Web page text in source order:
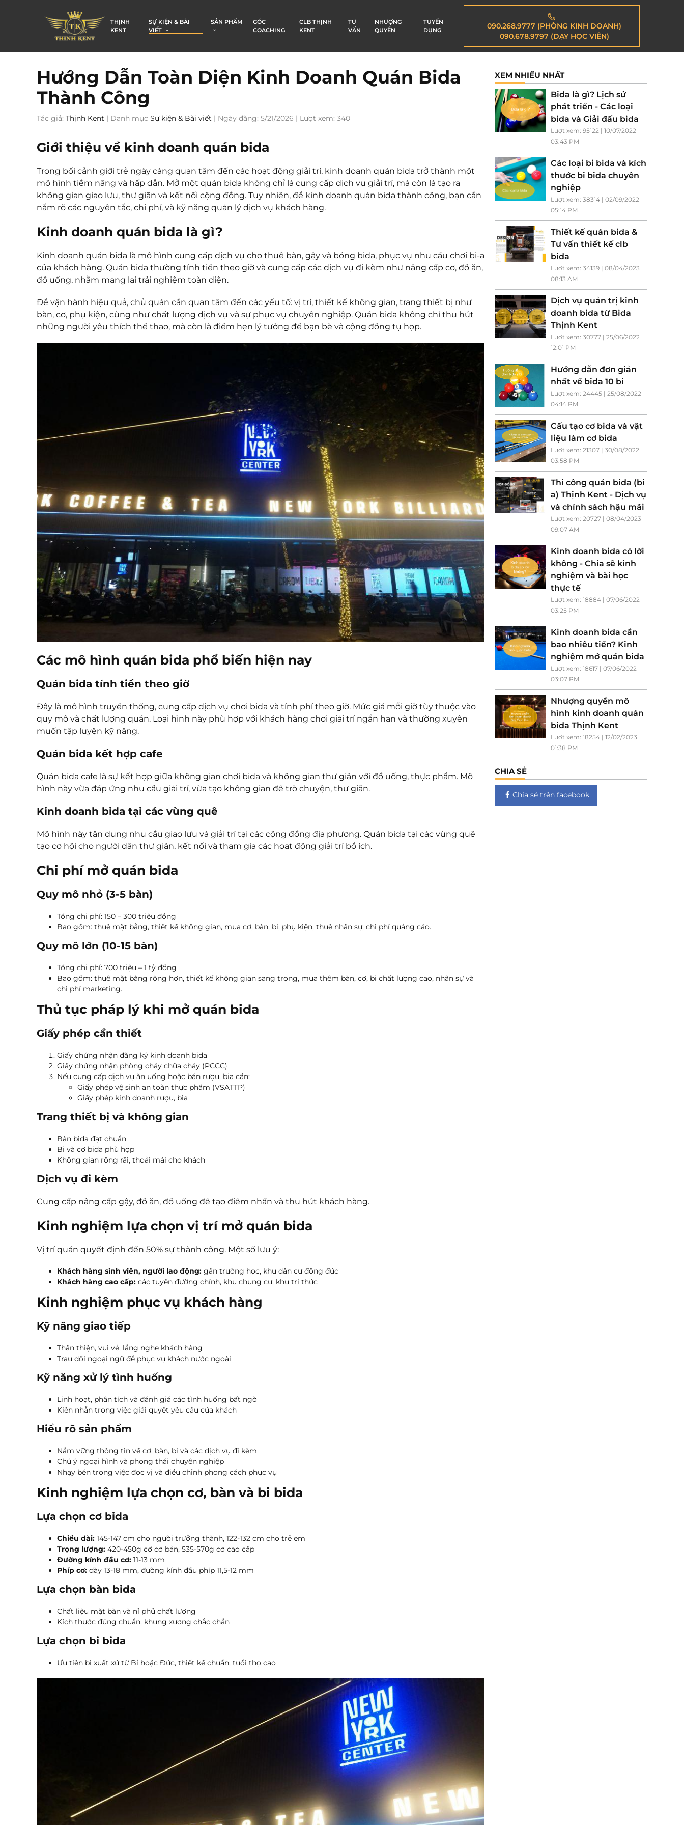
THỊNH
KENT
SỰ KIỆN & BÀI
VIẾT
SẢN PHẨM
GÓC
COACHING
CLB THỊNH
KENT
TƯ
VẤN
NHƯỢNG
QUYỀN
TUYỂN
DỤNG
090.268.9777 (PHÒNG KINH DOANH)
090.678.9797 (DẠY HỌC VIÊN)
Hướng Dẫn Toàn Diện Kinh Doanh Quán Bida
Thành Công
Tác giả: Thịnh Kent | Danh mục Sự kiện & Bài viết | Ngày đăng: 5/21/2026 | Lượt xem: 340
Giới thiệu về kinh doanh quán bida
Trong bối cảnh giới trẻ ngày càng quan tâm đến các hoạt động giải trí, kinh doanh quán bida trở thành một
mô hình tiềm năng và hấp dẫn. Mở một quán bida không chỉ là cung cấp dịch vụ giải trí, mà còn là tạo ra
không gian giao lưu, thư giãn và kết nối cộng đồng. Tuy nhiên, để kinh doanh quán bida thành công, bạn cần
nắm rõ các nguyên tắc, chi phí, và kỹ năng quản lý dịch vụ khách hàng.
Kinh doanh quán bida là gì?
Kinh doanh quán bida là mô hình cung cấp dịch vụ cho thuê bàn, gậy và bóng bida, phục vụ nhu cầu chơi bi-a
của khách hàng. Quán bida thường tính tiền theo giờ và cung cấp các dịch vụ đi kèm như nâng cấp cơ, đồ ăn,
đồ uống, nhằm mang lại trải nghiệm toàn diện.
Để vận hành hiệu quả, chủ quán cần quan tâm đến các yếu tố: vị trí, thiết kế không gian, trang thiết bị như
bàn, cơ, phụ kiện, cũng như chất lượng dịch vụ và sự phục vụ chuyên nghiệp. Quán bida không chỉ thu hút
những người yêu thích thể thao, mà còn là điểm hẹn lý tưởng để bạn bè và cộng đồng tụ họp.
Các mô hình quán bida phổ biến hiện nay
Quán bida tính tiền theo giờ
Đây là mô hình truyền thống, cung cấp dịch vụ chơi bida và tính phí theo giờ. Mức giá mỗi giờ tùy thuộc vào
quy mô và chất lượng quán. Loại hình này phù hợp với khách hàng chơi giải trí ngắn hạn và thường xuyên
muốn tập luyện kỹ năng.
Quán bida kết hợp cafe
Quán bida cafe là sự kết hợp giữa không gian chơi bida và không gian thư giãn với đồ uống, thực phẩm. Mô
hình này vừa đáp ứng nhu cầu giải trí, vừa tạo không gian để trò chuyện, thư giãn.
Kinh doanh bida tại các vùng quê
Mô hình này tận dụng nhu cầu giao lưu và giải trí tại các cộng đồng địa phương. Quán bida tại các vùng quê
tạo cơ hội cho người dân thư giãn, kết nối và tham gia các hoạt động giải trí bổ ích.
Chi phí mở quán bida
Quy mô nhỏ (3-5 bàn)
Tổng chi phí: 150 – 300 triệu đồng
Bao gồm: thuê mặt bằng, thiết kế không gian, mua cơ, bàn, bi, phụ kiện, thuê nhân sự, chi phí quảng cáo.
Quy mô lớn (10-15 bàn)
Tổng chi phí: 700 triệu – 1 tỷ đồng
Bao gồm: thuê mặt bằng rộng hơn, thiết kế không gian sang trọng, mua thêm bàn, cơ, bi chất lượng cao, nhân sự và
chi phí marketing.
Thủ tục pháp lý khi mở quán bida
Giấy phép cần thiết
Giấy chứng nhận đăng ký kinh doanh bida
Giấy chứng nhận phòng cháy chữa cháy (PCCC)
Nếu cung cấp dịch vụ ăn uống hoặc bán rượu, bia cần:
Giấy phép vệ sinh an toàn thực phẩm (VSATTP)
Giấy phép kinh doanh rượu, bia
Trang thiết bị và không gian
Bàn bida đạt chuẩn
Bi và cơ bida phù hợp
Không gian rộng rãi, thoải mái cho khách
Dịch vụ đi kèm
Cung cấp nâng cấp gậy, đồ ăn, đồ uống để tạo điểm nhấn và thu hút khách hàng.
Kinh nghiệm lựa chọn vị trí mở quán bida
Vị trí quán quyết định đến 50% sự thành công. Một số lưu ý:
Khách hàng sinh viên, người lao động: gần trường học, khu dân cư đông đúc
Khách hàng cao cấp: các tuyến đường chính, khu chung cư, khu tri thức
Kinh nghiệm phục vụ khách hàng
Kỹ năng giao tiếp
Thân thiện, vui vẻ, lắng nghe khách hàng
Trau dồi ngoại ngữ để phục vụ khách nước ngoài
Kỹ năng xử lý tình huống
Linh hoạt, phân tích và đánh giá các tình huống bất ngờ
Kiên nhẫn trong việc giải quyết yêu cầu của khách
Hiểu rõ sản phẩm
Nắm vững thông tin về cơ, bàn, bi và các dịch vụ đi kèm
Chú ý ngoại hình và phong thái chuyên nghiệp
Nhạy bén trong việc đọc vị và điều chỉnh phong cách phục vụ
Kinh nghiệm lựa chọn cơ, bàn và bi bida
Lựa chọn cơ bida
Chiều dài: 145-147 cm cho người trưởng thành, 122-132 cm cho trẻ em
Trọng lượng: 420-450g cơ cơ bản, 535-570g cơ cao cấp
Đường kính đầu cơ: 11-13 mm
Phíp cơ: dày 13-18 mm, đường kính đầu phíp 11,5-12 mm
Lựa chọn bàn bida
Chất liệu mặt bàn và nỉ phủ chất lượng
Kích thước đúng chuẩn, khung xương chắc chắn
Lựa chọn bi bida
Ưu tiên bi xuất xứ từ Bỉ hoặc Đức, thiết kế chuẩn, tuổi thọ cao
XEM NHIỀU NHẤT
Bida là gì? Lịch sử
phát triển - Các loại
bida và Giải đấu bida
Lượt xem: 95122 | 10/07/2022
03:43 PM
Các loại bi bida và kích
thước bi bida chuyên
nghiệp
Lượt xem: 38314 | 02/09/2022
05:14 PM
Thiết kế quán bida &
Tư vấn thiết kế clb
bida
Lượt xem: 34139 | 08/04/2023
08:13 AM
Dịch vụ quản trị kinh
doanh bida từ Bida
Thịnh Kent
Lượt xem: 30777 | 25/06/2022
12:01 PM
Hướng dẫn đơn giản
nhất về bida 10 bi
Lượt xem: 24445 | 25/08/2022
04:14 PM
Cấu tạo cơ bida và vật
liệu làm cơ bida
Lượt xem: 21307 | 30/08/2022
03:58 PM
Thi công quán bida (bi
a) Thịnh Kent - Dịch vụ
và chính sách hậu mãi
Lượt xem: 20727 | 08/04/2023
09:07 AM
Kinh doanh bida có lời
không - Chia sẽ kinh
nghiệm và bài học
thực tế
Lượt xem: 18884 | 07/06/2022
03:25 PM
Kinh doanh bida cần
bao nhiêu tiền? Kinh
nghiệm mở quán bida
Lượt xem: 18617 | 07/06/2022
03:07 PM
Nhượng quyền mô
hình kinh doanh quán
bida Thịnh Kent
Lượt xem: 18254 | 12/02/2023
01:38 PM
CHIA SẺ
Chia sẻ trên facebook